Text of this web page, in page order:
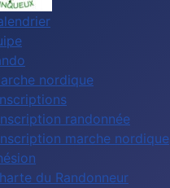
nordique
randonnée
marche nordique
du Randonneur